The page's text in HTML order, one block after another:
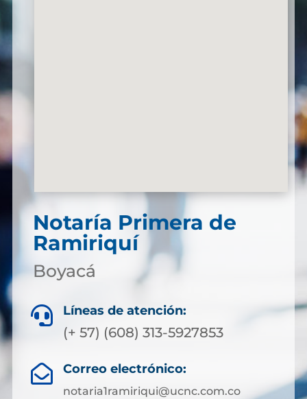
Notaría Primera de
Ramiriquí
Boyacá
 Líneas de atención:
(+ 57) (608) 313-5927853
 Correo electrónico:
notaria1ramiriqui@ucnc.com.co